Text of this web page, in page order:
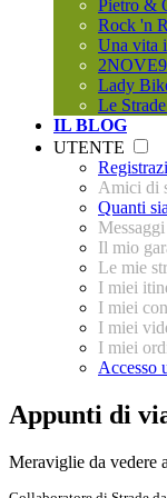
Pietro &
Rock 'n
Una vita
Lady
Le
IL BLOG
UTENTE
Amici di
Quanti
Messaggi
Il mio
Le mie
I miei
I miei
I miei
I miei
Accesso
Appunti di
Meraviglie da vedere